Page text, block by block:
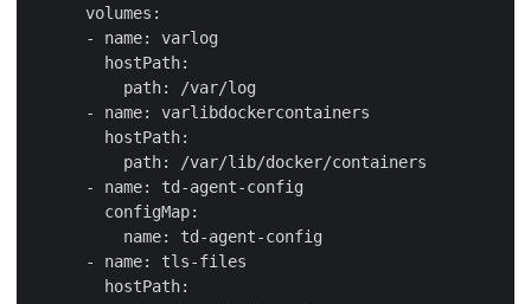
      volumes:
      - name: varlog
        hostPath:
          path: /var/log
      - name: varlibdockercontainers
        hostPath:
          path: /var/lib/docker/containers
      - name: td-agent-config
        configMap:
          name: td-agent-config
      - name: tls-files
        hostPath: